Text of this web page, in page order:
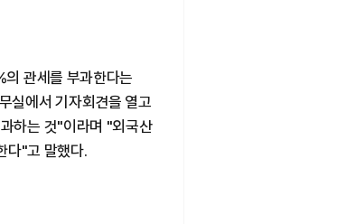
관세를 부과한다는
실에서 기자회견을 열고
하는 것"이라며 "외국산
다"고 말했다.